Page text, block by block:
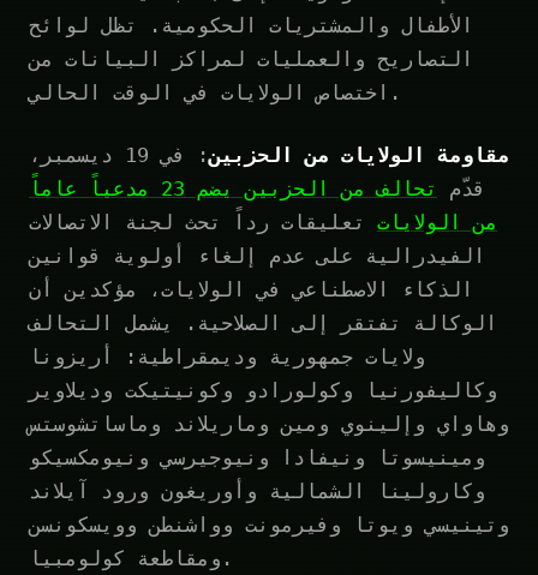
الأطفال والمشتريات الحكومية. تظل لوائح
التصاريح والعمليات لمراكز البيانات من
اختصاص الولايات في الوقت الحالي.
مقاومة الولايات من الحزبين
: في 19 ديسمبر،
قدّم
تحالف من الحزبين يضم 23 مدعياً عاماً
من الولايات تعليقات رداً تحث لجنة الاتصالات
الفيدرالية على عدم إلغاء أولوية قوانين
الذكاء الاصطناعي في الولايات، مؤكدين أن
الوكالة تفتقر إلى الصلاحية. يشمل التحالف
ولايات جمهورية وديمقراطية: أريزونا
وكاليفورنيا وكولورادو وكونيتيكت وديلاوير
وهاواي وإلينوي ومين وماريلاند وماساتشوستس
ومينيسوتا ونيفادا ونيوجيرسي ونيومكسيكو
وكارولينا الشمالية وأوريغون ورود آيلاند
وتينيسي ويوتا وفيرمونت وواشنطن وويسكونسن
ومقاطعة كولومبيا.